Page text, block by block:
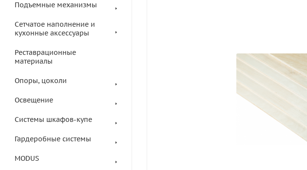
Подъемные механизмы
Сетчатое наполнение и
кухонные аксессуары
Реставрационные
материалы
Опоры, цоколи
Освещение
Системы шкафов-купе
Гардеробные системы
MODUS